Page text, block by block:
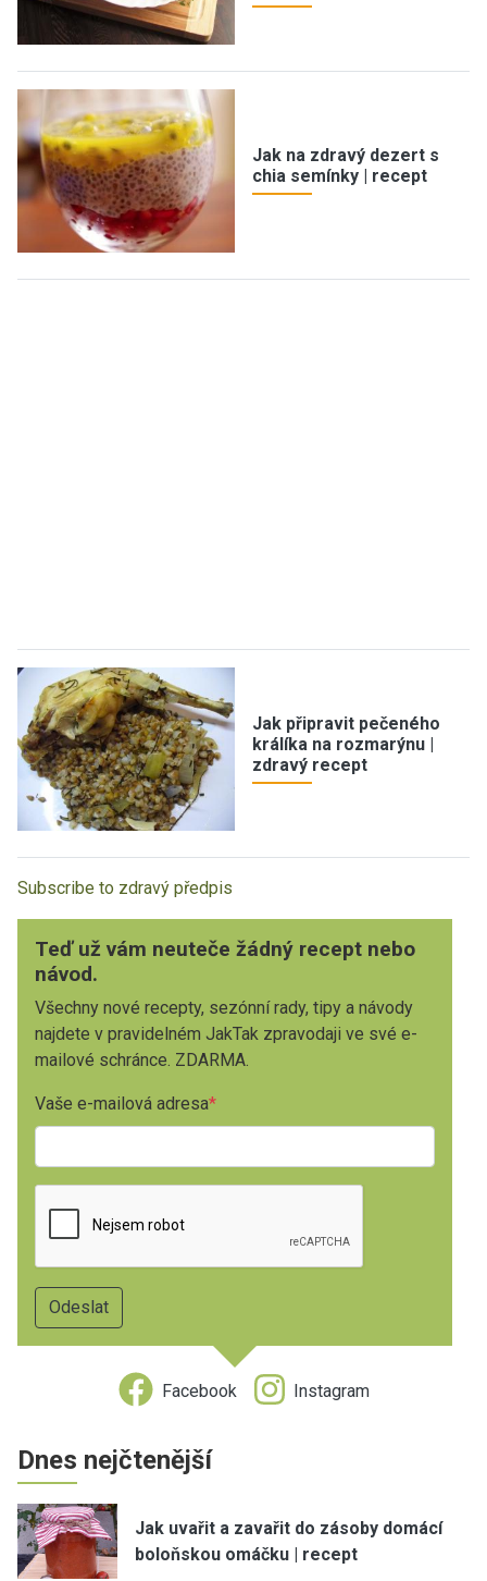
Jak na zdravý dezert s
chia semínky | recept
Jak připravit pečeného
králíka na rozmarýnu |
zdravý recept
Subscribe to zdravý předpis
Teď už vám neuteče žádný recept nebo
návod.
Všechny nové recepty, sezónní rady, tipy a návody
najdete v pravidelném JakTak zpravodaji ve své e-
mailové schránce. ZDARMA.
Vaše e-mailová adresa
Facebook Instagram
Dnes nejčtenější
Jak uvařit a zavařit do zásoby domácí
boloňskou omáčku | recept